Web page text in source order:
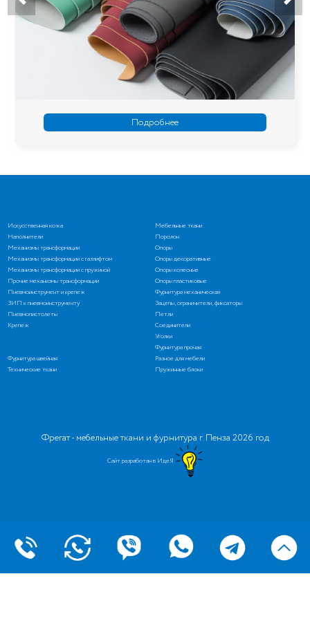
Подробнее
Искусственная кожа
Мебельные ткани
Наполнители
Поролон
Механизмы трансформации
Механизмы трансформации с газлифтом
Механизмы трансформации с пружиной
Прочие механизмы трансформации
Опоры
Опоры декоративные
Опоры колесные
Опоры пластиковые
Пневмоинструмент и крепеж
ЗИП к пневмоинструменту
Пневмопистолеты
Крепеж
Фурнитура механическая
Зацепы, ограничители, фиксаторы
Петли
Соединители
Уголки
Фурнитура прочая
Фурнитура швейная
Разное для мебели
Технические ткани
Пружинные блоки
Фрегат - мебельные ткани и фурнитура г. Пенза 2026 год
Сайт разработан в ИдеЯ